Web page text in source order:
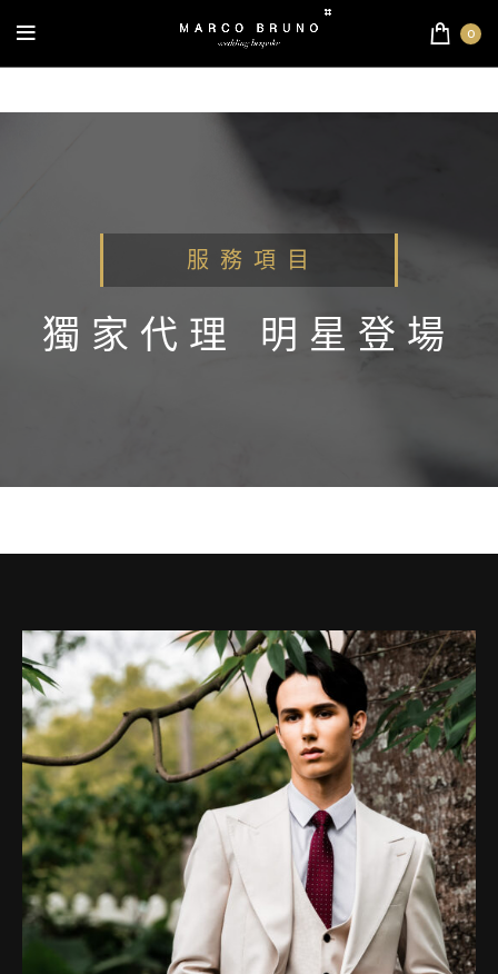
0
服 務 項 目
獨家代理 明星登場